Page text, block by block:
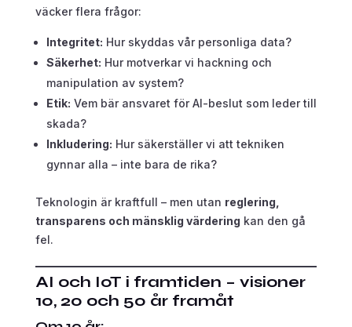
väcker flera frågor:
Integritet: Hur skyddas vår personliga data?
Säkerhet: Hur motverkar vi hackning och
manipulation av system?
Etik: Vem bär ansvaret för AI-beslut som leder till
skada?
Inkludering: Hur säkerställer vi att tekniken
gynnar alla – inte bara de rika?
Teknologin är kraftfull – men utan reglering,
transparens och mänsklig värdering kan den gå
fel.
AI och IoT i framtiden – visioner
10, 20 och 50 år framåt